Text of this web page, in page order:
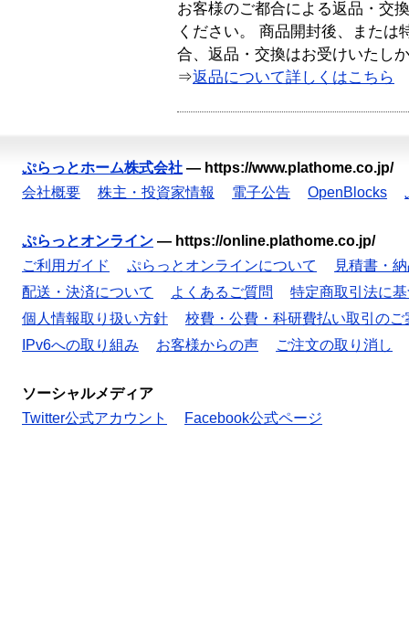
お客様のご都合による返品・交
ください。 商品開封後、または
合、返品・交換はお受けいたし
⇒返品について詳しくはこちら
ぷらっとホーム株式会社 — https://www.plathome.co.jp/
会社概要
株主・投資家情報 電子公告 OpenBlocks
ぷらっとオンライン — https://online.plathome.co.jp/
ご利用ガイド
ぷらっとオンラインについて
見積書・
配送・決済について
よくあるご質問
特定商取引法に
個人情報取り扱い方針
校費・公費・科研費払い取引のご
IPv6への取り組み
お客様からの声 ご注文の取り消し
ソーシャルメディア
Twitter公式アカウント
Facebook公式ページ